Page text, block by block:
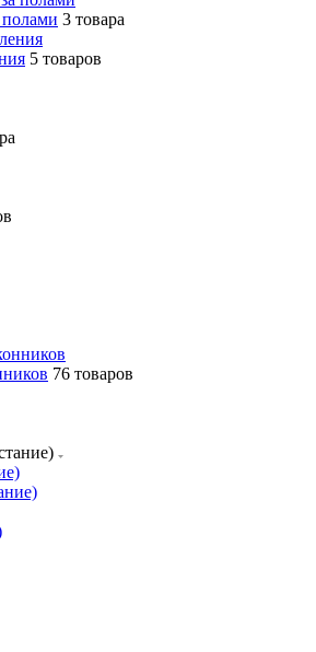
полами 3 товара
5 товаров
76 товаров